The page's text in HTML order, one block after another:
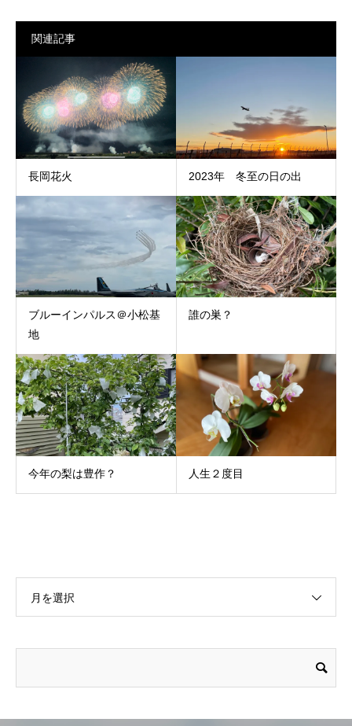
関連記事
長岡花火 2023年 冬至の日の出
ブルーインパルス＠小松基
地
誰の巣？
今年の梨は豊作？ 人生２度目
月を選択